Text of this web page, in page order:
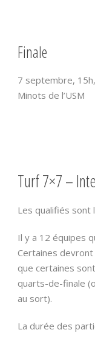
Finale
7 septembre,
Minots de l’USM
Turf 7×7 –
Les qualifiés sont
Il y a 12 équipes
Certaines
que certaines
quarts-de-finale
au sort).
La durée des